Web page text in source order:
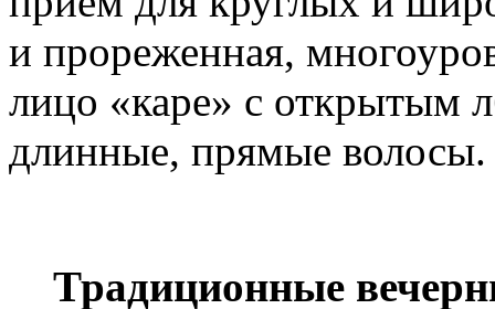
и прореженная,
лицо «каре» с открытым
длинные, прямые волосы.
Традиционные